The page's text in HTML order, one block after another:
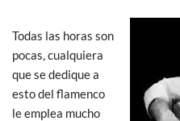
Todas las horas son
pocas, cualquiera
que se dedique a
esto del flamenco
le emplea mucho